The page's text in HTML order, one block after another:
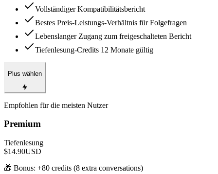
Vollständiger Kompatibilitätsbericht
Bestes Preis-Leistungs-Verhältnis für Folgefragen
Lebenslanger Zugang zum freigeschalteten Bericht
Tiefenlesung-Credits 12 Monate gültig
Plus wählen
Empfohlen für die meisten Nutzer
Premium
Tiefenlesung
$14.90USD
🎁 Bonus: +80 credits (8 extra conversations)